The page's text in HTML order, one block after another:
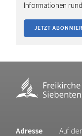
Informationen
JETZT
Adresse
Auf